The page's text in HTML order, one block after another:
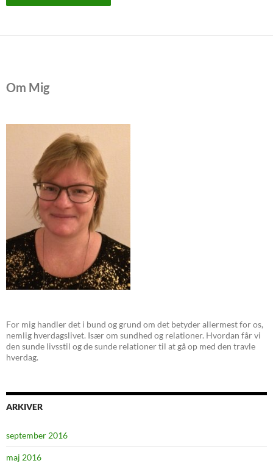
Om Mig
For mig handler det i bund og grund om det betyder allermest for os,
nemlig hverdagslivet. Især om sundhed og relationer. Hvordan får vi
den sunde livsstil og de sunde relationer til at gå op med den travle
hverdag.
ARKIVER
september 2016
maj 2016